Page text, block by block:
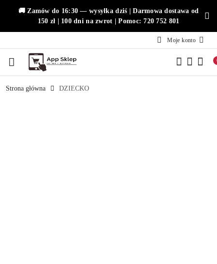
Przejdź do treści głównej
Przejdź do wyszukiwarki
Przejdź do moje konto
Przejdź do menu głównego
Przejdź do opisu produktu
Przejdź do stopki
🚚 Zamów do 16:30 — wysyłka dziś | Darmowa dostawa od
150 zł | 100 dni na zwrot | Pomoc: 720 752 801
Moje konto
Strona główna DZIECKO